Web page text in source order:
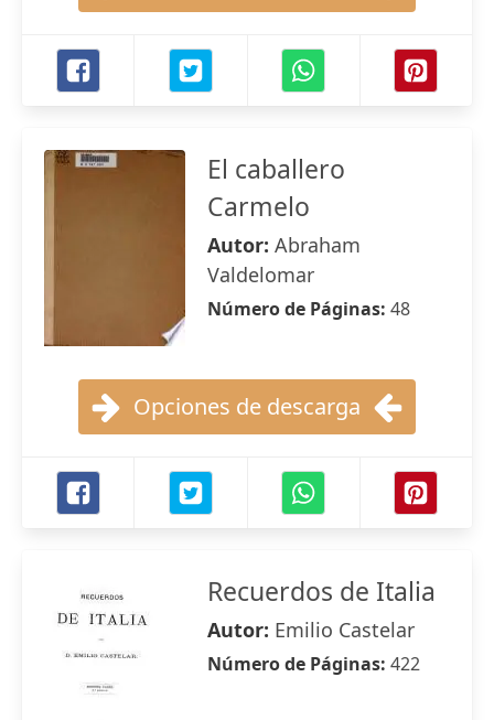
El caballero
Carmelo
Autor: Abraham
Valdelomar
Número de Páginas: 48
Opciones de descarga
Recuerdos de Italia
Autor: Emilio Castelar
Número de Páginas: 422